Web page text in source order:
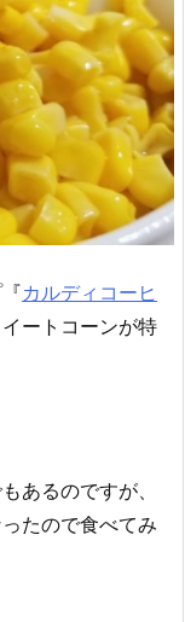
カルディコーヒ
ートコーンが特
あるのですが、
たので食べてみ